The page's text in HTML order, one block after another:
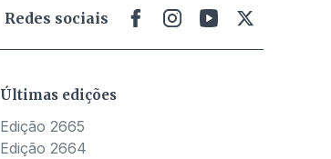
Redes sociais
Últimas edições
Edição 2665
Edição 2664